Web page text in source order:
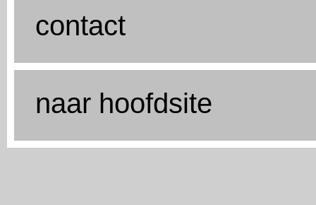
contact
naar hoofdsite